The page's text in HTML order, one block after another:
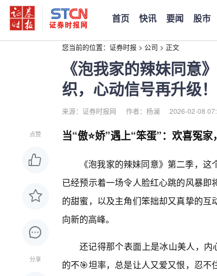
首页 快讯 要闻 股市
您当前的位置： 证券时报 > 公司 > 正文
《泡我家的辣妹同意
织，心动信号再升级！
来源：证券时报网 作者：杨澜 2026-02-08
点赞
分享
当“傲⭐娇”遇上“笨蛋”：欢喜冤
《泡我家的辣妹同意》第二季，
已经预示着一场令人脸红心跳的风暴
的甜蜜，以及主角们笨拙却又真挚的
向新的高峰。
还记得那个表面上是冰山美人，内
的不🎯坦率，总是让人又爱又恨，忍